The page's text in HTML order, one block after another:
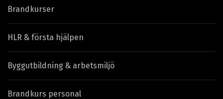
Brandkurser
HLR & första hjälpen
Byggutbildning & arbetsmiljö
Brandkurs personal